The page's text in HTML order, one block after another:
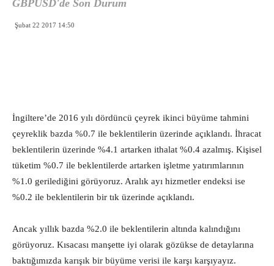
GBPUSD'de Son Durum
Şubat 22 2017 14:50
İngiltere’de 2016 yılı dördüncü çeyrek ikinci büyüme tahmini
çeyreklik bazda %0.7 ile beklentilerin üzerinde açıklandı. İhracat
beklentilerin üzerinde %4.1 artarken ithalat %0.4 azalmış. Kişisel
tüketim %0.7 ile beklentilerde artarken işletme yatırımlarının
%1.0 gerilediğini görüyoruz. Aralık ayı hizmetler endeksi ise
%0.2 ile beklentilerin bir tık üzerinde açıklandı.
Ancak yıllık bazda %2.0 ile beklentilerin altında kalındığını
görüyoruz. Kısacası manşette iyi olarak gözükse de detaylarına
baktığımızda karışık bir büyüme verisi ile karşı karşıyayız.